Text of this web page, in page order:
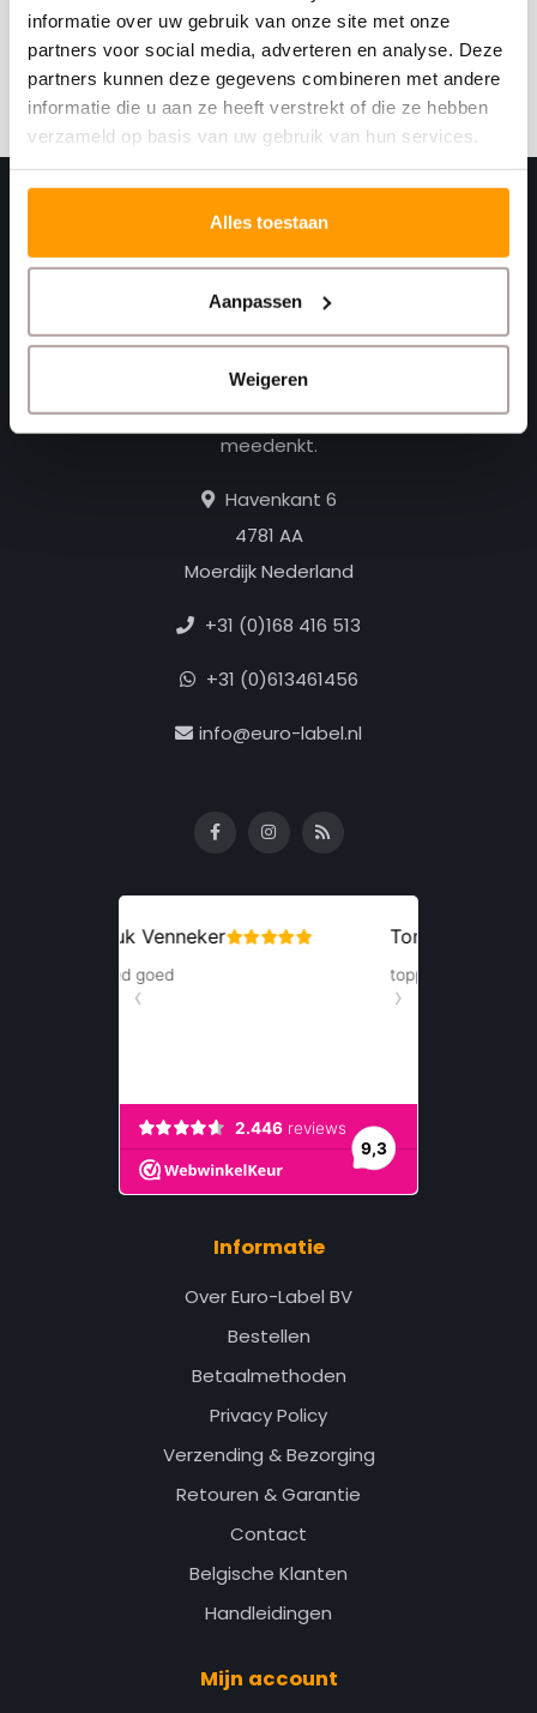
informatie over uw gebruik van onze site met onze
partners voor social media, adverteren en analyse. Deze
partners kunnen deze gegevens combineren met andere
informatie die u aan ze heeft verstrekt of die ze hebben
verzameld op basis van uw gebruik van hun services.
Alles toestaan
Aanpassen
Weigeren
kortingscodes
Abonneer
Print. Plak. Klaar. Met een partner die met je
meedenkt.
Havenkant 6
4781 AA
Moerdijk Nederland
+31 (0)168 416 513
+31 (0)613461456
info@euro-label.nl
Informatie
Over Euro-Label BV
Bestellen
Betaalmethoden
Privacy Policy
Verzending & Bezorging
Retouren & Garantie
Contact
Belgische Klanten
Handleidingen
Mijn account